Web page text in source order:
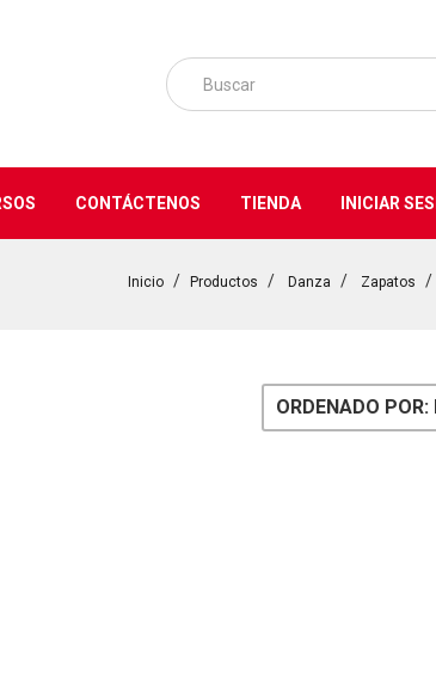
CONTÁCTENOS TIENDA INICIAR
Inicio Productos Danza Zapatos
ORDENADO